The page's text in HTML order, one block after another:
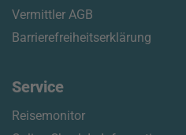
Vermittler AGB
Barrierefreiheitserklärung
Service
Reisemonitor